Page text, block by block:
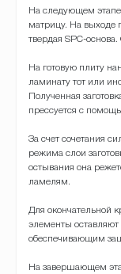
На следующем
матрицу. На выходе
твердая SPC-
На готовую плиту
ламинату тот или
Полученная
прессуется с
За счет сочетания
режима слои
остывания она
ламелям.
Для окончательной
элементы оставляют
обеспечивающим
На завершающем